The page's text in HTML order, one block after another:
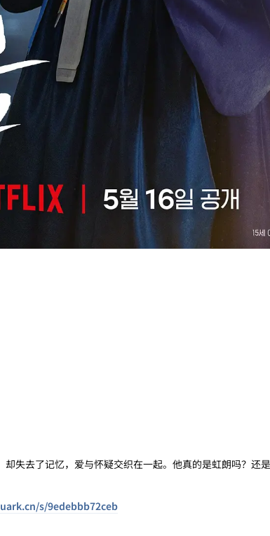
失去了记忆，爱与怀疑交织在一起。他真的是虹朗吗？还
s/9edebbb72ceb